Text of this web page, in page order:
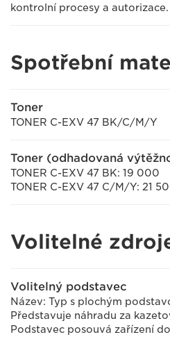
kontrolní procesy a autorizace.
Spotřební
Toner
TONER C-EXV 47 BK/C/M/Y
Toner (odhadovaná
TONER C-EXV 47 BK: 19 000
TONER C-EXV 47 C/M/Y: 21
Volitelné
Volitelný podstavec
Název: Typ s plochým
Představuje náhradu za
Podstavec posouvá zařízení